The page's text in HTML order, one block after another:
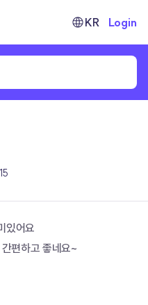
KR Login
있어요
편하고 좋네요~